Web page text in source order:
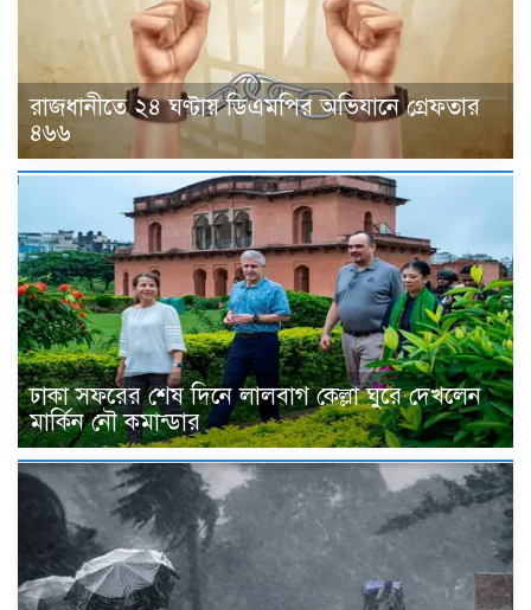
রাজধানীতে ২৪ ঘণ্টায় ডিএমপির অভিযানে গ্রেফতার
৪৬৬
ঢাকা সফরের শেষ দিনে লালবাগ কেল্লা ঘুরে দেখলেন
মার্কিন নৌ কমান্ডার